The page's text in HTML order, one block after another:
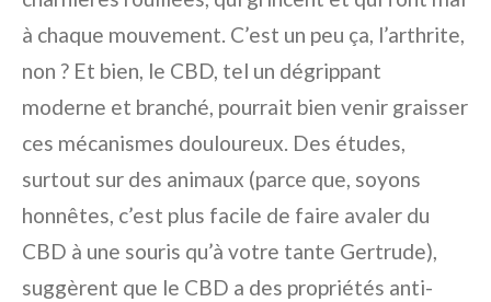
à chaque mouvement. C’est un peu ça, l’arthrite,
non ? Et bien, le CBD, tel un dégrippant
moderne et branché, pourrait bien venir graisser
ces mécanismes douloureux. Des études,
surtout sur des animaux (parce que, soyons
honnêtes, c’est plus facile de faire avaler du
CBD à une souris qu’à votre tante Gertrude),
suggèrent que le CBD a des propriétés anti-